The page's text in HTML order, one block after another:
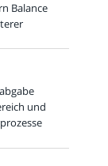
Balance
und